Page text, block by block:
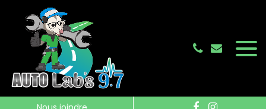
Panneau de gestion des cookies